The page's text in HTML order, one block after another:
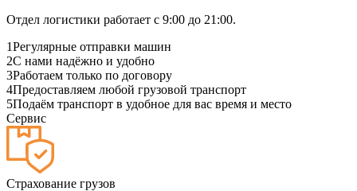
Отдел логистики работает с 9:00 до 21:00.
1Регулярные отправки машин
2С нами надёжно и удобно
3Работаем только по договору
4Предоставляем любой грузовой транспорт
5Подаём транспорт в удобное для вас время и место
Сервис
Страхование грузов